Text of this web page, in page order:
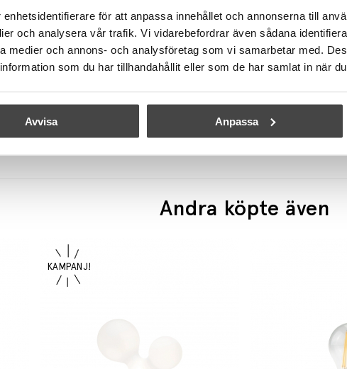
enhetsidentifierare för att anpassa innehållet och annonserna till
och analysera vår trafik. Vi vidarebefordrar även sådana
medier och annons- och analysföretag som vi samarbetar med.
som du har tillhandahållit eller som de har samlat in när
Avvisa Anpassa
Wire Portable Bordslampa Ø18cm White
Fun Golvlampa 1STM Brass
Andra köpte även